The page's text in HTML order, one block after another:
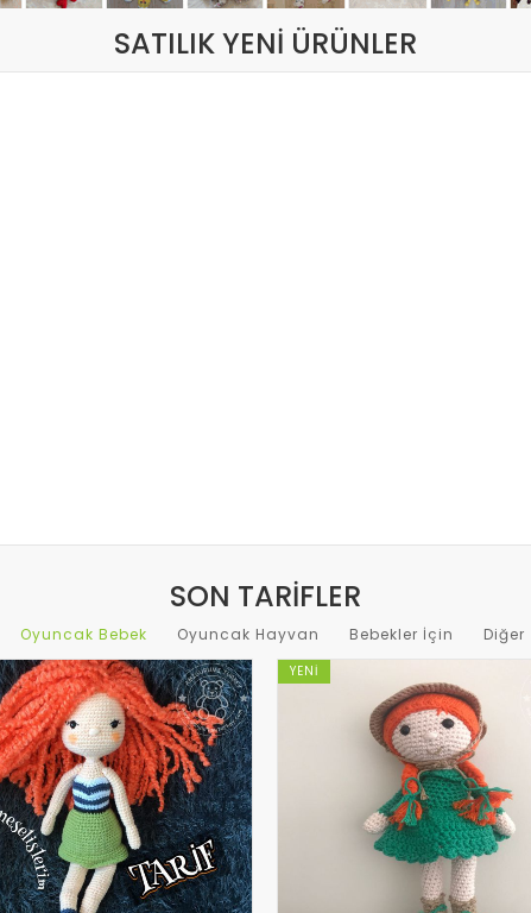
SATILIK YENİ ÜRÜNLER
SON TARIFLER
Oyuncak Bebek Oyuncak Hayvan Bebekler İçin Diğer
YENI